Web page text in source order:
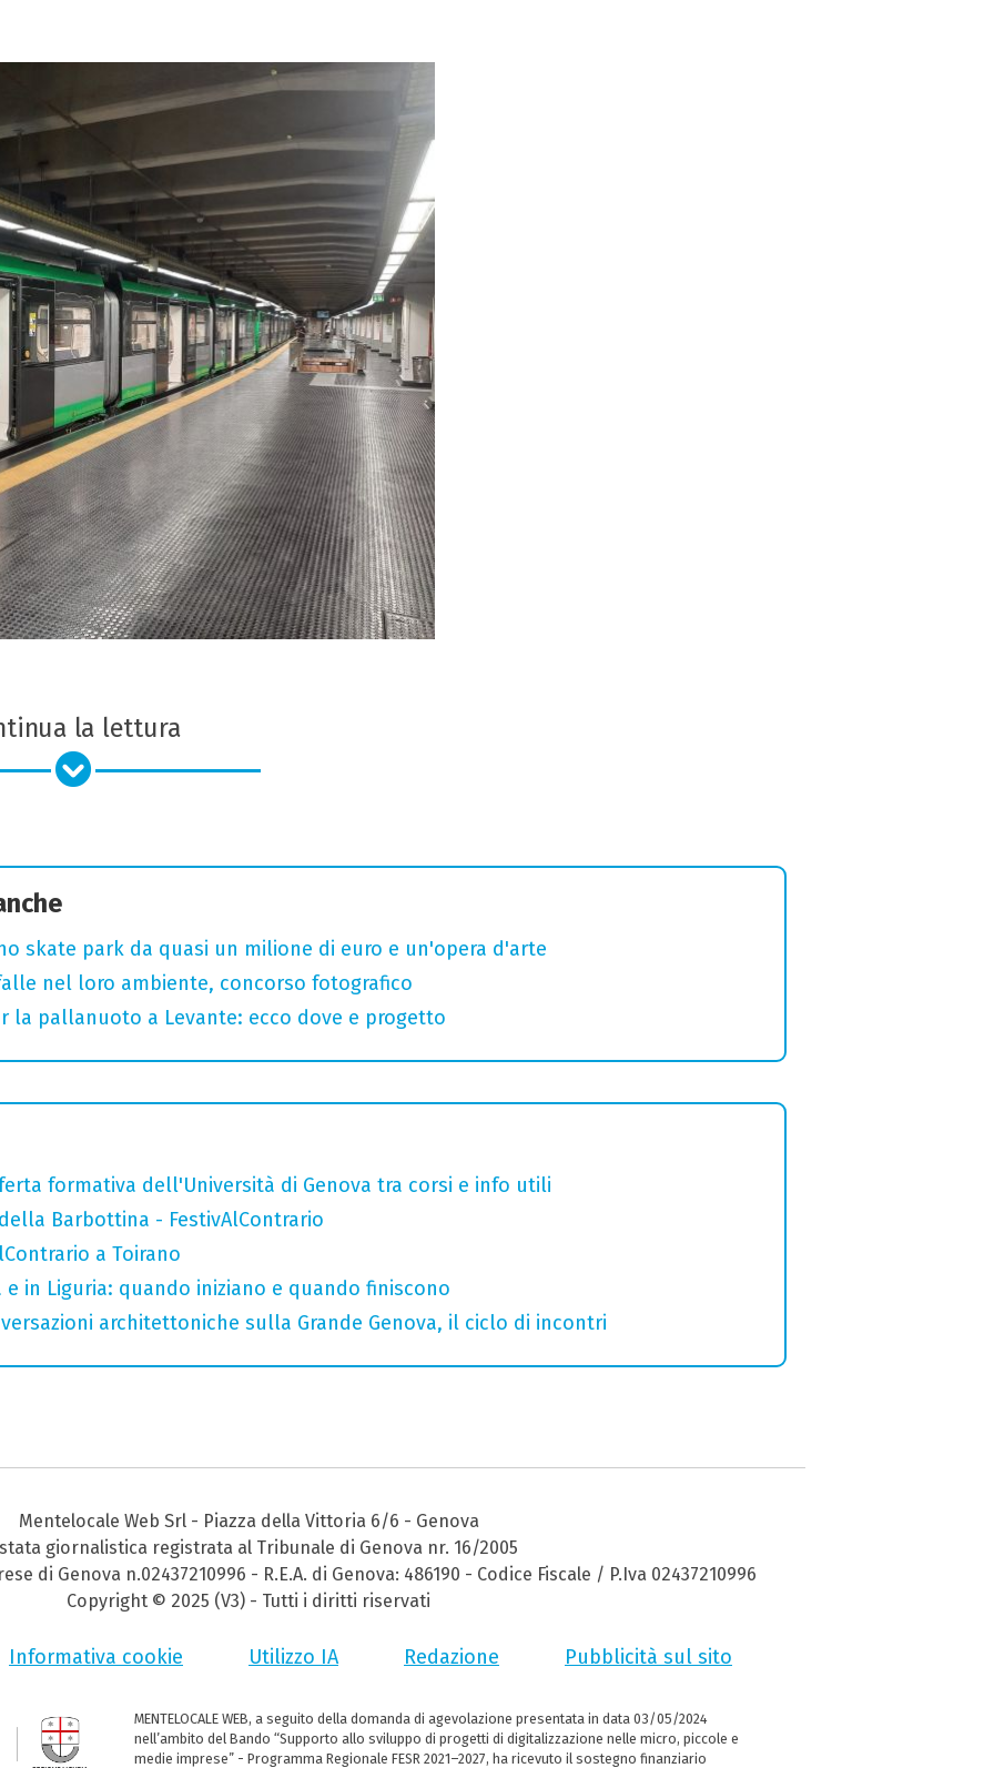
la lettura
skate park da quasi un milione di euro e un'opera d'arte
nel loro ambiente, concorso fotografico
la pallanuoto a Levante: ecco dove e progetto
formativa dell'Università di Genova tra corsi e info utili
Barbottina - FestivAlContrario
a Toirano
e in Liguria: quando iniziano e quando finiscono
architettoniche sulla Grande Genova, il ciclo di incontri
Mentelocale Web Srl - Piazza della Vittoria 6/6 - Genova
giornalistica registrata al Tribunale di Genova nr. 16/2005
di Genova n.02437210996 - R.E.A. di Genova: 486190 - Codice Fiscale / P.Iva 02437210996
Copyright © 2025 (V3) - Tutti i diritti riservati
Informativa cookie Utilizzo IA Redazione Pubblicità sul sito
MENTELOCALE WEB, a seguito della domanda di agevolazione presentata in data 03/05/2024
nell’ambito del Bando “Supporto allo sviluppo di progetti di digitalizzazione nelle micro, piccole e
medie imprese” - Programma Regionale FESR 2021–2027, ha ricevuto il sostegno finanziario